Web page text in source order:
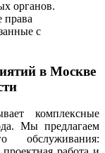
органов.
права
с
в Москве
комплексные
Мы предлагаем
обслуживания: